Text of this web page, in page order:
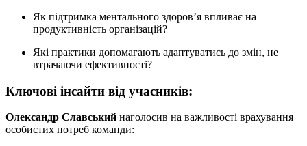
Як підтримка ментального здоров’я впливає на
продуктивність організацій?
Які практики допомагають адаптуватись до змін, не
втрачаючи ефективності?
Ключові інсайти від учасників:
Олександр Славський наголосив на важливості врахування
особистих потреб команди: